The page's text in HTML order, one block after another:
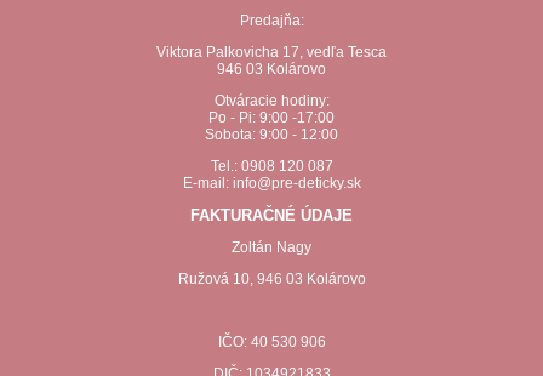
Predajňa:
Viktora Palkovicha 17, vedľa Tesca
946 03 Kolárovo
Otváracie hodiny:
Po - Pi: 9:00 -17:00
Sobota: 9:00 - 12:00
Tel.: 0908 120 087
E-mail: info@pre-deticky.sk
FAKTURAČNÉ ÚDAJE
Zoltán Nagy
Ružová 10, 946 03 Kolárovo
IČO: 40 530 906